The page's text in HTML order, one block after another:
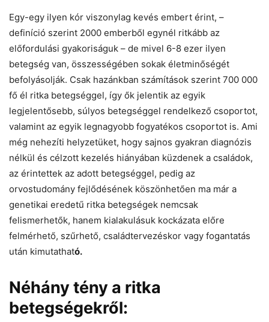
Egy-egy ilyen kór viszonylag kevés embert érint, –
definíció szerint 2000 emberből egynél ritkább az
előfordulási gyakoriságuk – de mivel 6-8 ezer ilyen
betegség van, összességében sokak életminőségét
befolyásolják. Csak hazánkban számítások szerint 700 000
fő él ritka betegséggel, így ők jelentik az egyik
legjelentősebb, súlyos betegséggel rendelkező csoportot,
valamint az egyik legnagyobb fogyatékos csoportot is. Ami
még nehezíti helyzetüket, hogy sajnos gyakran diagnózis
nélkül és célzott kezelés hiányában küzdenek a családok,
az érintettek az adott betegséggel, pedig az
orvostudomány fejlődésének köszönhetően ma már a
genetikai eredetű ritka betegségek nemcsak
felismerhetők, hanem kialakulásuk kockázata előre
felmérhető, szűrhető, családtervezéskor vagy fogantatás
után kimutatható.
Néhány tény a ritka
betegségekről: